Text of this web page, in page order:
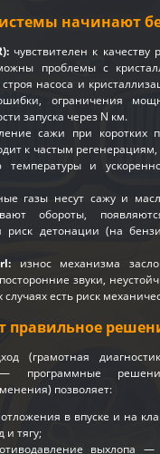
начинают
чувствителен к качеству
проблемы с
насоса и
ограничения
запуска через N км.
сажи при коротких
к частым регенерациям,
температуры и
газы несут сажу и
обороты,
риск детонации (на
износ механизма
звуки,
есть риск
правильное
(грамотная
— программные
позволяет:
в впуске и на
и тягу;
выхлопа